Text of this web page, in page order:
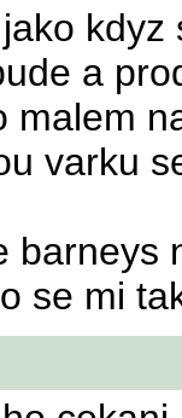
a
malem
varku
barneys
se mi